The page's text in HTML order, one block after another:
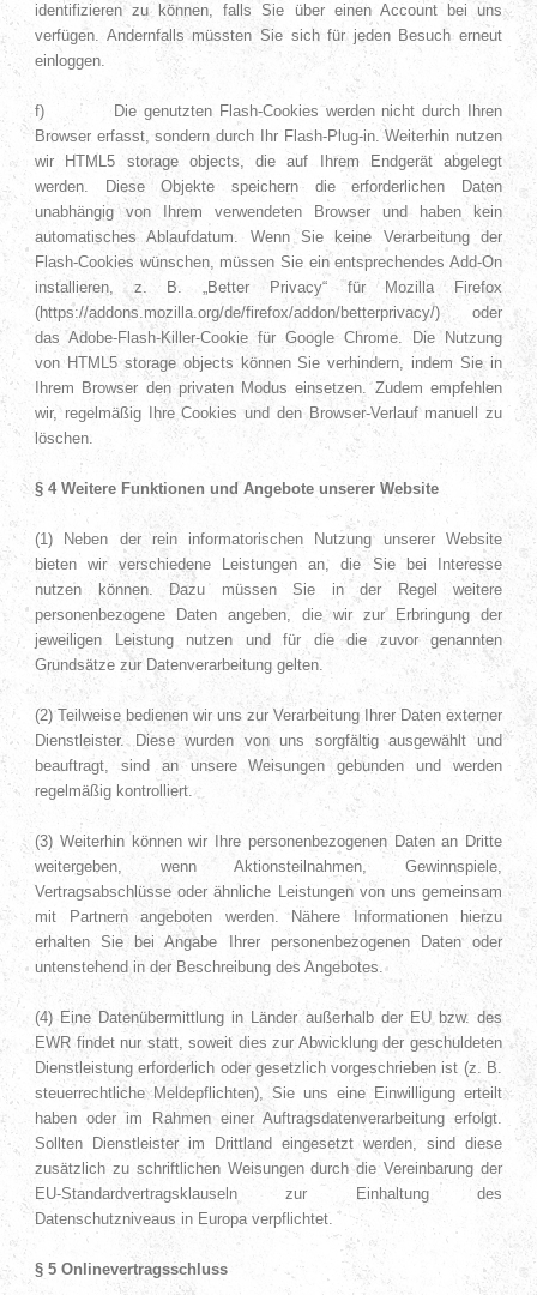
identifizieren zu können, falls Sie über einen Account bei uns
verfügen. Andernfalls müssten Sie sich für jeden Besuch erneut
einloggen.
f) Die genutzten Flash-Cookies werden nicht durch Ihren
Browser erfasst, sondern durch Ihr Flash-Plug-in. Weiterhin nutzen
wir HTML5 storage objects, die auf Ihrem Endgerät abgelegt
werden. Diese Objekte speichern die erforderlichen Daten
unabhängig von Ihrem verwendeten Browser und haben kein
automatisches Ablaufdatum. Wenn Sie keine Verarbeitung der
Flash-Cookies wünschen, müssen Sie ein entsprechendes Add-On
installieren, z. B. „Better Privacy“ für Mozilla Firefox
(https://addons.mozilla.org/de/firefox/addon/betterprivacy/) oder
das Adobe-Flash-Killer-Cookie für Google Chrome. Die Nutzung
von HTML5 storage objects können Sie verhindern, indem Sie in
Ihrem Browser den privaten Modus einsetzen. Zudem empfehlen
wir, regelmäßig Ihre Cookies und den Browser-Verlauf manuell zu
löschen.
§ 4 Weitere Funktionen und Angebote unserer Website
(1) Neben der rein informatorischen Nutzung unserer Website
bieten wir verschiedene Leistungen an, die Sie bei Interesse
nutzen können. Dazu müssen Sie in der Regel weitere
personenbezogene Daten angeben, die wir zur Erbringung der
jeweiligen Leistung nutzen und für die die zuvor genannten
Grundsätze zur Datenverarbeitung gelten.
(2) Teilweise bedienen wir uns zur Verarbeitung Ihrer Daten externer
Dienstleister. Diese wurden von uns sorgfältig ausgewählt und
beauftragt, sind an unsere Weisungen gebunden und werden
regelmäßig kontrolliert.
(3) Weiterhin können wir Ihre personenbezogenen Daten an Dritte
weitergeben, wenn Aktionsteilnahmen, Gewinnspiele,
Vertragsabschlüsse oder ähnliche Leistungen von uns gemeinsam
mit Partnern angeboten werden. Nähere Informationen hierzu
erhalten Sie bei Angabe Ihrer personenbezogenen Daten oder
untenstehend in der Beschreibung des Angebotes.
(4) Eine Datenübermittlung in Länder außerhalb der EU bzw. des
EWR findet nur statt, soweit dies zur Abwicklung der geschuldeten
Dienstleistung erforderlich oder gesetzlich vorgeschrieben ist (z. B.
steuerrechtliche Meldepflichten), Sie uns eine Einwilligung erteilt
haben oder im Rahmen einer Auftragsdatenverarbeitung erfolgt.
Sollten Dienstleister im Drittland eingesetzt werden, sind diese
zusätzlich zu schriftlichen Weisungen durch die Vereinbarung der
EU-Standardvertragsklauseln zur Einhaltung des
Datenschutzniveaus in Europa verpflichtet.
§ 5 Onlinevertragsschluss